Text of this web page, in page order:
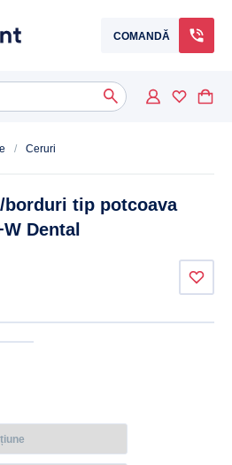
COMANDĂ
results are available use up and down
/ Ceruri
borduri tip potcoava
Dental